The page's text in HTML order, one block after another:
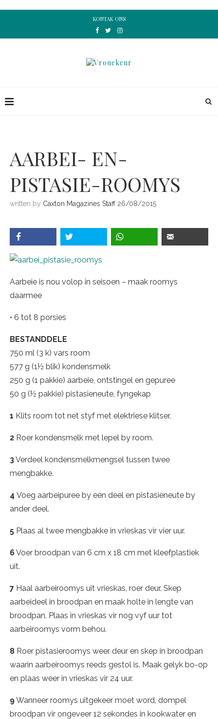
KONTAK ONS
AARBEI- EN-
PISTASIE-ROOMYS
written by Caxton Magazines Staff 26/08/2015
Aarbeie is nou volop in seisoen – maak roomys
daarmee
• 6 tot 8 porsies
BESTANDDELE
750 ml (3 k) vars room
577 g (1½ blik) kondensmelk
250 g (1 pakkie) aarbeie, ontstingel en gepuree
50 g (½ pakkie) pistasieneute, fyngekap
1 Klits room tot net styf met elektriese klitser.
2 Roer kondensmelk met lepel by room.
3Verdeel kondensmelkmengsel tussen twee
mengbakke.
4 Voeg aarbeipuree by een deel en pistasieneute by
ander deel.
5 Plaas al twee mengbakke in vrieskas vir vier uur.
6Voer broodpan van 6 cm x 18 cm met kleefplastiek
uit.
7 Haal aarbeiroomys uit vrieskas, roer deur. Skep
aarbeideel in broodpan en maak holte in lengte van
broodpan. Plaas in vrieskas vir nog vyf uur tot
aarbeiroomys vorm behou.
8 Roer pistasieroomys weer deur en skep in broodpan
waarin aarbeiroomys reeds gestol is. Maak gelyk bo-op
en plaas weer in vrieskas vir 24 uur.
9Wanneer roomys uitgekeer moet word, dompel
broodpan vir ongeveer 12 sekondes in kookwater en